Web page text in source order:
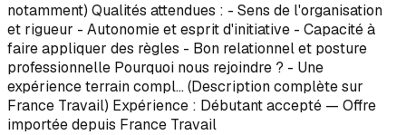
notamment) Qualités attendues : - Sens de l'organisation
et rigueur - Autonomie et esprit d'initiative - Capacité à
faire appliquer des règles - Bon relationnel et posture
professionnelle Pourquoi nous rejoindre ? - Une
expérience terrain compl… (Description complète sur
France Travail) Expérience : Débutant accepté — Offre
importée depuis France Travail